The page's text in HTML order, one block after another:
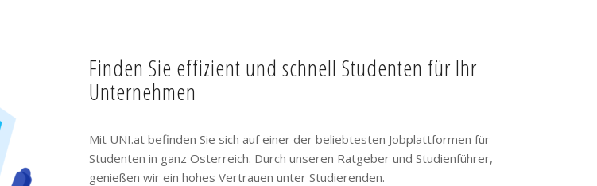
Finden Sie effizient und schnell Studenten für Ihr
Unternehmen
Mit UNI.at befinden Sie sich auf einer der beliebtesten Jobplattformen für
Studenten in ganz Österreich. Durch unseren Ratgeber und Studienführer,
genießen wir ein hohes Vertrauen unter Studierenden.